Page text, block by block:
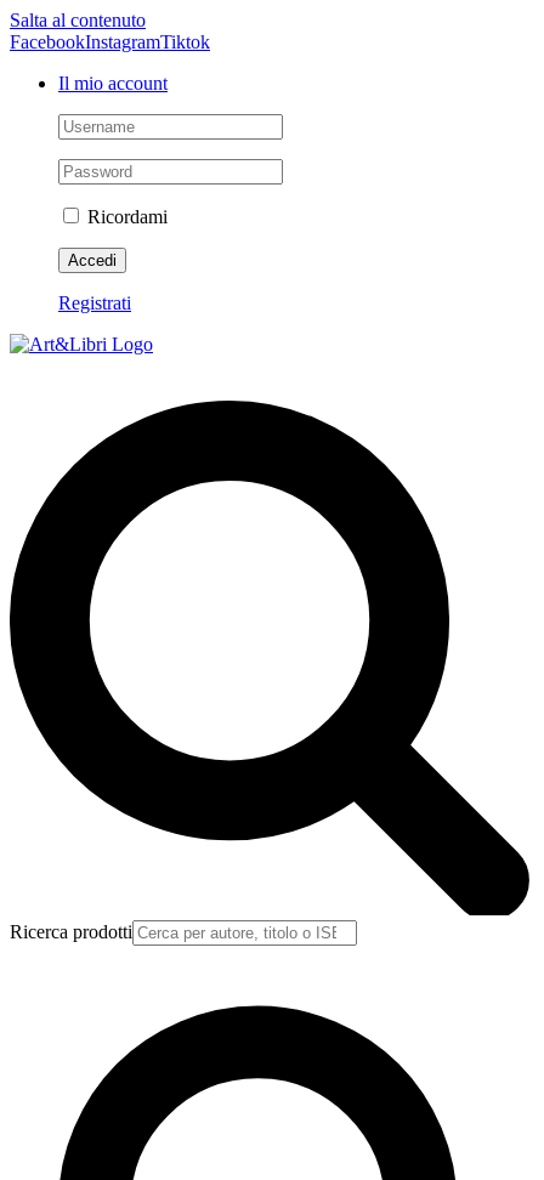
Salta al contenuto
FacebookInstagramTiktok
Il mio account
Ricordami
Registrati
Ricerca prodotti